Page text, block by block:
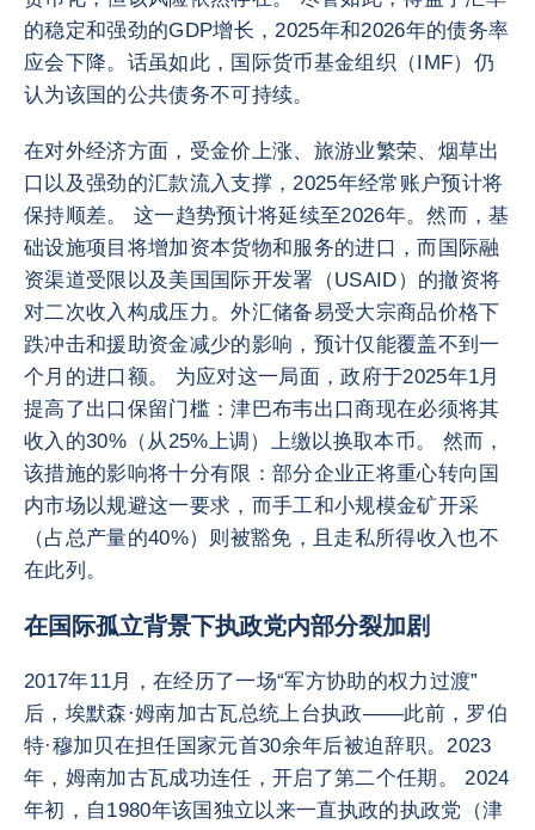
的稳定和强劲的GDP增长，2025年和2026年的债务率
应会下降。话虽如此，国际货币基金组织（IMF）仍
认为该国的公共债务不可持续。
在对外经济方面，受金价上涨、旅游业繁荣、烟草出
口以及强劲的汇款流入支撑，2025年经常账户预计将
保持顺差。 这一趋势预计将延续至2026年。然而，基
础设施项目将增加资本货物和服务的进口，而国际融
资渠道受限以及美国国际开发署（USAID）的撤资将
对二次收入构成压力。外汇储备易受大宗商品价格下
跌冲击和援助资金减少的影响，预计仅能覆盖不到一
个月的进口额。 为应对这一局面，政府于2025年1月
提高了出口保留门槛：津巴布韦出口商现在必须将其
收入的30%（从25%上调）上缴以换取本币。 然而，
该措施的影响将十分有限：部分企业正将重心转向国
内市场以规避这一要求，而手工和小规模金矿开采
（占总产量的40%）则被豁免，且走私所得收入也不
在此列。
在国际孤立背景下执政党内部分裂加剧
2017年11月，在经历了一场“军方协助的权力过渡”
后，埃默森·姆南加古瓦总统上台执政——此前，罗伯
特·穆加贝在担任国家元首30余年后被迫辞职。2023
年，姆南加古瓦成功连任，开启了第二个任期。 2024
年初，自1980年该国独立以来一直执政的执政党（津